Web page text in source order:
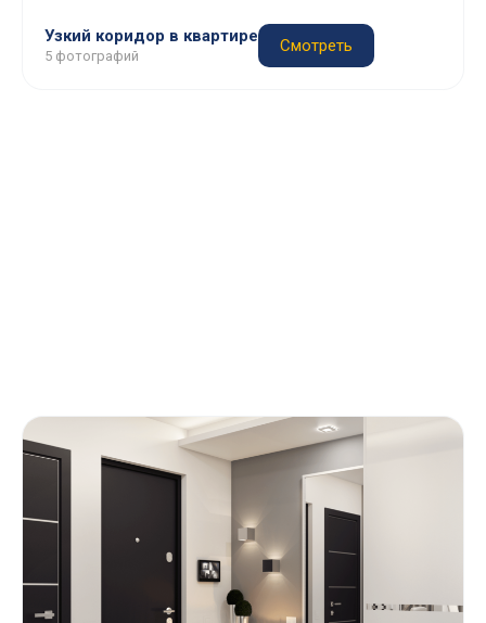
Узкий коридор в квартире
5 фотографий
Смотреть